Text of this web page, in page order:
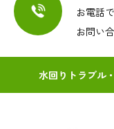
お電話
お問い
水回りトラブル